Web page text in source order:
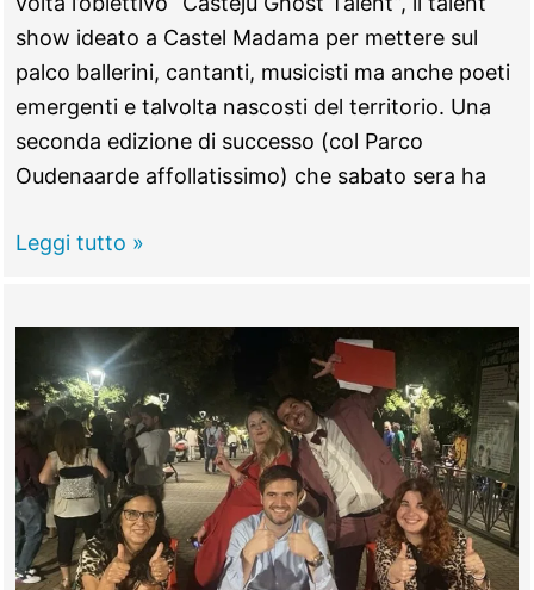
show ideato a Castel Madama per mettere sul
palco ballerini, cantanti, musicisti ma anche poeti
emergenti e talvolta nascosti del territorio. Una
seconda edizione di successo (col Parco
Oudenaarde affollatissimo) che sabato sera ha
CASTEL
Giulia
Cencioni
acclamatissima,
lei
la
vincitrice
Leggi tutto »